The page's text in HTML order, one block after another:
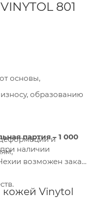
801
основы,
образованию
деформации и
партия – 1 000
наличии
возможен заказ
кожей Vinytol
Технический
файлы и
данные с
- в
согласие,